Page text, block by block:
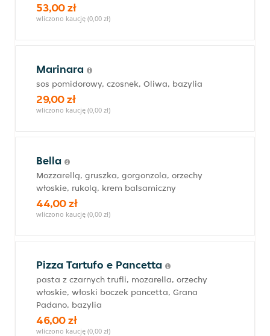
53,00 zł
wliczono kaucję (0,00 zł)
Marinara
sos pomidorowy, czosnek, Oliwa, bazylia
29,00 zł
wliczono kaucję (0,00 zł)
Bella
Mozzarellą, gruszka, gorgonzola, orzechy
włoskie, rukolą, krem balsamiczny
44,00 zł
wliczono kaucję (0,00 zł)
Pizza Tartufo e Pancetta
pasta z czarnych trufli, mozarella, orzechy
włoskie, włoski boczek pancetta, Grana
Padano, bazylia
46,00 zł
wliczono kaucję (0,00 zł)